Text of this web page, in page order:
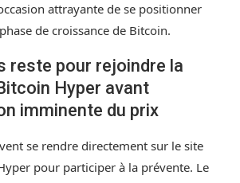
attrayante de se positionner
de croissance de Bitcoin.
reste pour rejoindre la
Hyper avant
imminente du prix
se rendre directement sur le site
pour participer à la prévente. Le